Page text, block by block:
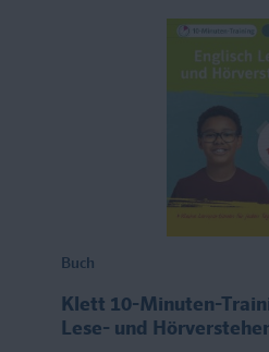
Buch
Klett 10-Minuten-
Lese- und